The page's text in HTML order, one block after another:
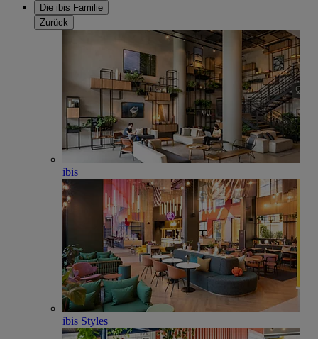
Die ibis Familie
Zurück
ibis
ibis Styles